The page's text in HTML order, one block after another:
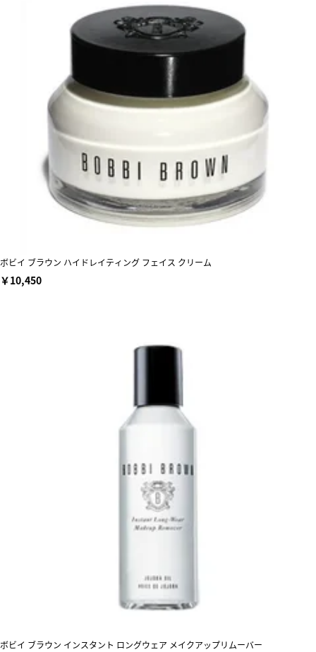
ボビイ ブラウン ハイドレイティング フェイス クリーム
￥10,450
ボビイ ブラウン インスタント ロングウェア メイクアップリムーバー